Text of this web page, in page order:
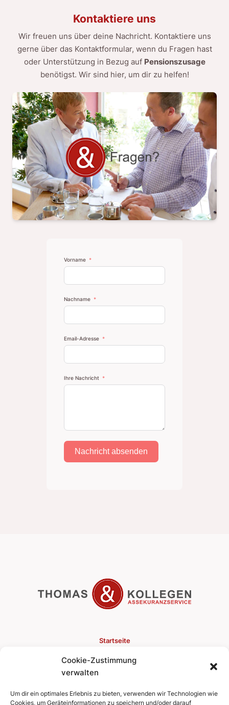
Cookie-Zustimmung
verwalten
Um dir ein optimales Erlebnis zu bieten, verwenden wir Technologien wie
Cookies, um Geräteinformationen zu speichern und/oder darauf
Kontaktiere uns
Wir freuen uns über deine Nachricht. Kontaktiere uns
gerne über das Kontaktformular, wenn du Fragen hast
oder Unterstützung in Bezug auf Pensionszusage
benötigst. Wir sind hier, um dir zu helfen!
Vorname
Nachname
Email-Adresse
Ihre Nachricht
Nachricht absenden
Startseite
Versicherungen